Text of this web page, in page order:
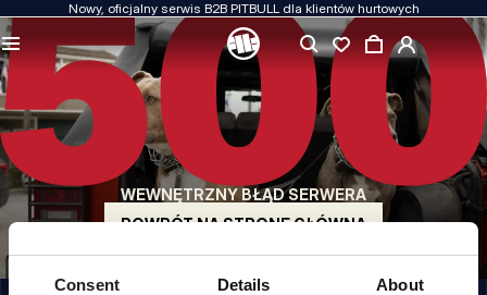
Consent Details About
Nowy, oficjalny serwis B2B PITBULL dla klientów hurtowych
WEWNĘTRZNY BŁĄD SERWERA
POWRÓT NA STRONĘ GŁÓWNĄ
JAKOŚĆ TO DLA NAS PRIORYTET
Naszą odzież produkujemy z pasją. Nie idziemy na kompromis w kwestiach
wytrzymałości, długowieczności materiałów i dbałości o detal.
US ORIGIN
Nasze korzenie sięgają San Diego z początku lat 90-tych XX wieku. Nasz styl jest
surowy, autentyczny i bezkompromisowy.
MARKA Z CHARAKTEREM
Nasze kolekcje wybierają sportowcy, fighterzy i uparci indywidualiści.
INFORMACJE